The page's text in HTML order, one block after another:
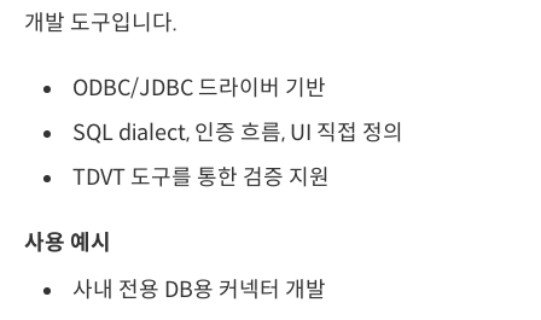
개발 도구입니다.
ODBC/JDBC 드라이버 기반
SQL dialect, 인증 흐름, UI 직접 정의
TDVT 도구를 통한 검증 지원
사용 예시
사내 전용 DB용 커넥터 개발